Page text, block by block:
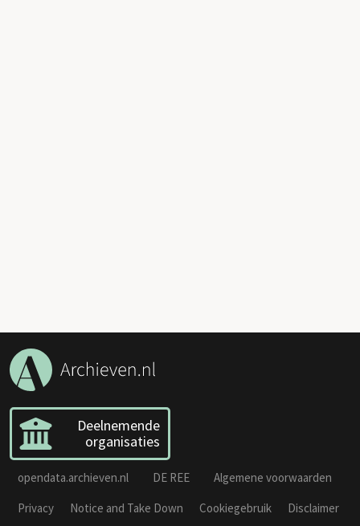
Deelnemende
organisaties
opendata.archieven.nl DE REE
Algemene voorwaarden
Privacy
Notice and Take Down Cookiegebruik
Disclaimer